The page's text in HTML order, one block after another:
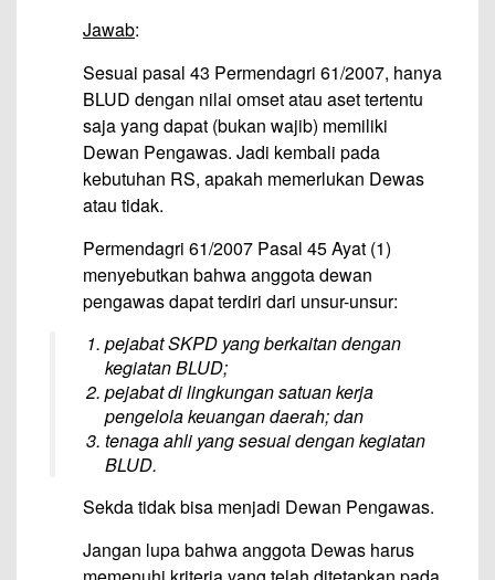
Jawab:
Sesuai pasal 43 Permendagri 61/2007, hanya
BLUD dengan nilai omset atau aset tertentu
saja yang dapat (bukan wajib) memiliki
Dewan Pengawas. Jadi kembali pada
kebutuhan RS, apakah memerlukan Dewas
atau tidak.
Permendagri 61/2007 Pasal 45 Ayat (1)
menyebutkan bahwa anggota dewan
pengawas dapat terdiri dari unsur-unsur:
pejabat SKPD yang berkaitan dengan
kegiatan BLUD;
pejabat di lingkungan satuan kerja
pengelola keuangan daerah; dan
tenaga ahli yang sesuai dengan kegiatan
BLUD.
Sekda tidak bisa menjadi Dewan Pengawas.
Jangan lupa bahwa anggota Dewas harus